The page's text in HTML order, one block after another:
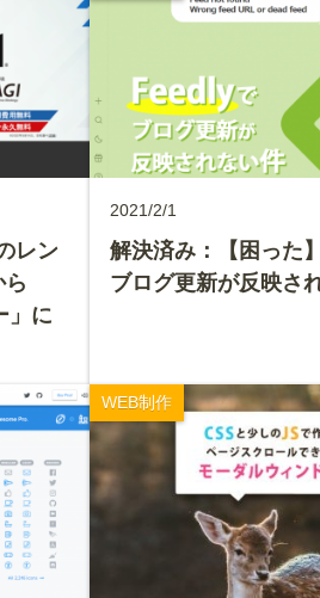
レン
」に
2021/2/1
解決済み：【困った
ブログ更新が反映さ
WEB制作